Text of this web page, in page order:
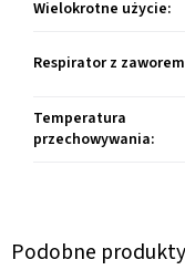
Wielokrotne użycie:
Respirator z zaworem
Temperatura
przechowywania: